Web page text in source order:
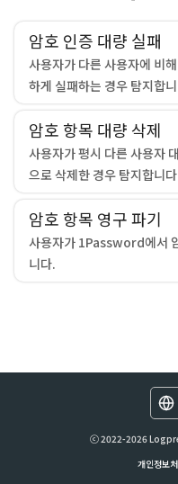
암호 인증 대량 실패
사용자가 다른 사용자에 비
하게 실패하는 경우 탐지합
암호 항목 대량 삭제
사용자가 평시 다른 사용자
으로 삭제한 경우 탐지합니
암호 항목 영구 파기
사용자가 1Password에서
니다.
ⓒ 2022-2026
개인정보